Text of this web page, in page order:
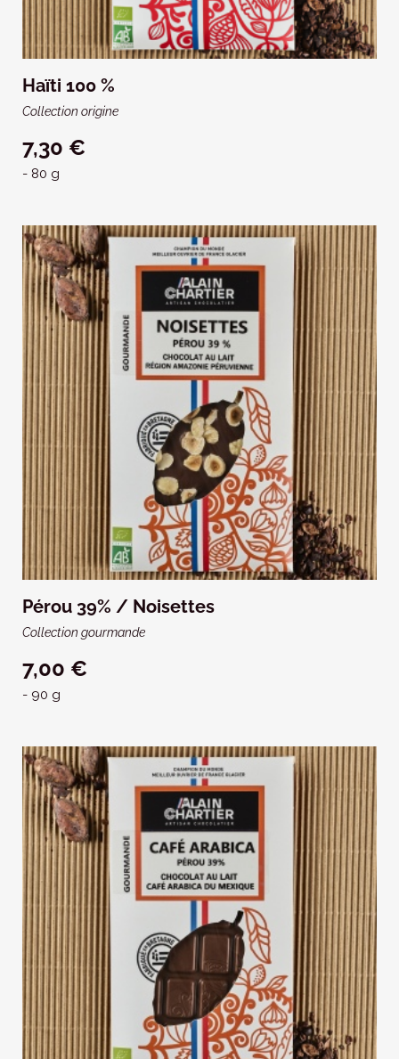
Haïti 100 %
Collection origine
7,30 €
- 80 g
Pérou 39% / Noisettes
Collection gourmande
7,00 €
- 90 g